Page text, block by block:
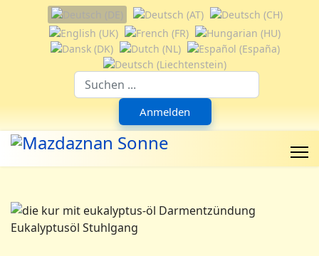
Sprache auswählen
Anmelden